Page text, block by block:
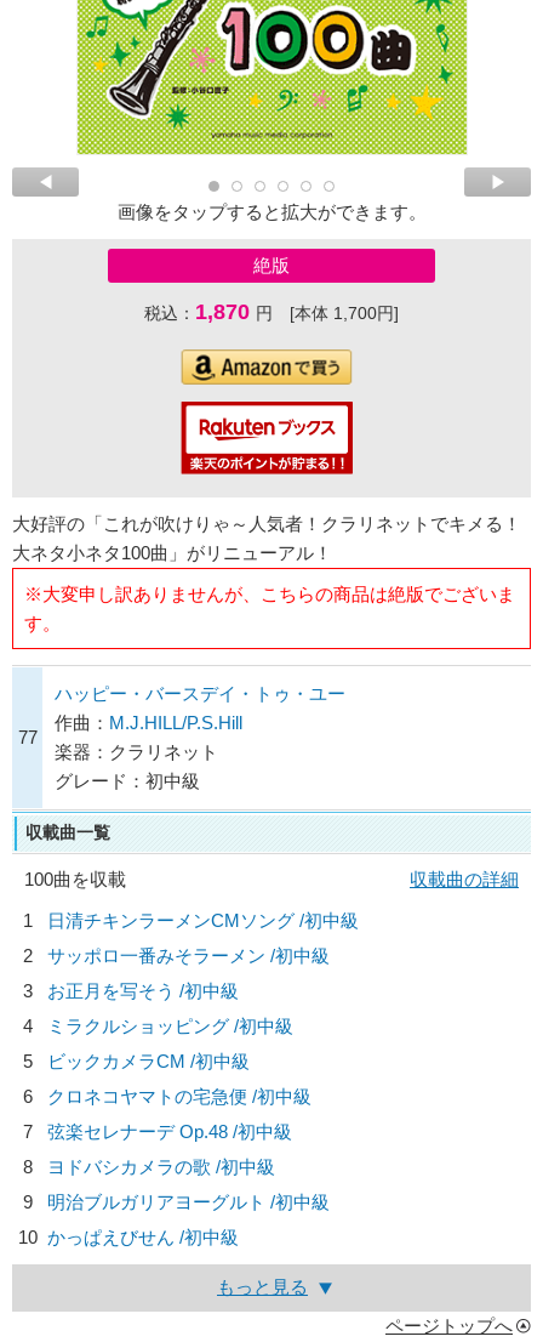
画像をタップすると拡大ができます。
絶版
税込： 1,870 円 [本体 1,700円]
大好評の「これが吹けりゃ～人気者！クラリネットでキメる！
大ネタ小ネタ100曲」がリニューアル！
※大変申し訳ありませんが、こちらの商品は絶版でございま
す。
77
ハッピー・バースデイ・トゥ・ユー
作曲： M.J.HILL/P.S.Hill
楽器：クラリネット
グレード：初中級
収載曲一覧
100曲を収載
収載曲の詳細
1
日清チキンラーメンCMソング /初中級
2
サッポロ一番みそラーメン /初中級
3
お正月を写そう /初中級
4
ミラクルショッピング /初中級
5
ビックカメラCM /初中級
6
クロネコヤマトの宅急便 /初中級
7
弦楽セレナーデ Op.48 /初中級
8
ヨドバシカメラの歌 /初中級
9
明治ブルガリアヨーグルト /初中級
10 かっぱえびせん /初中級
もっと見る
ページトップへ